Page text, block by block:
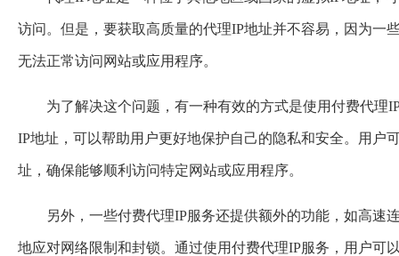
访问。但是，要获取高质量的代理IP地址并不容易，因为一
无法正常访问网站或应用程序。
为了解决这个问题，有一种有效的方式是使用付费代理
IP地址，可以帮助用户更好地保护自己的隐私和安全。用户
址，确保能够顺利访问特定网站或应用程序。
另外，一些付费代理IP服务还提供额外的功能，如高速
地应对网络限制和封锁。通过使用付费代理IP服务，用户可